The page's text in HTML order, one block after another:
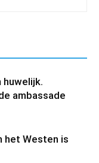
huwelijk.
ambassade
het Westen is